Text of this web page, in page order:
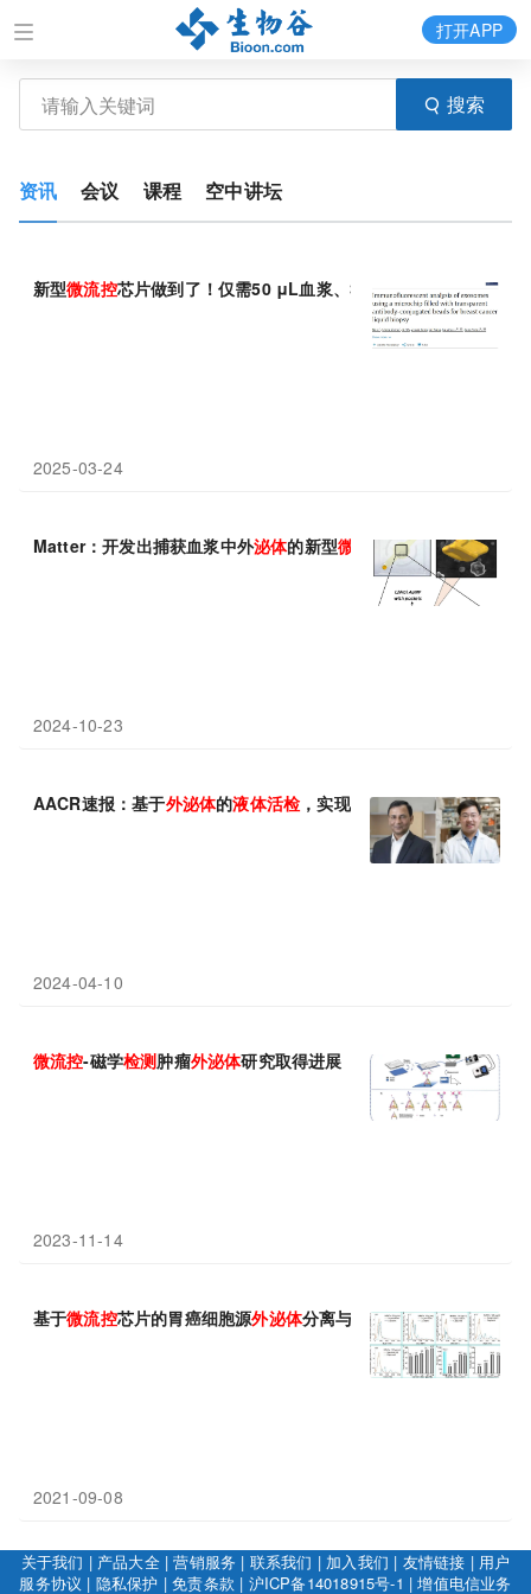
搜索
打开APP
资讯 会议 课程 空中讲坛
新型微流控芯片做到了！仅需50 μL血浆、35分钟出结果，还能精
2025-03-24
Matter：开发出捕获血浆中外泌体的新型微 控芯片，可更快更灵
2024-10-23
AACR速报：基于外泌体的液体活检，实现胰腺癌的精准早期检测
2024-04-10
微流控-磁学检测肿瘤外泌体研究取得进展
2023-11-14
基于微流控芯片的胃癌细胞源外泌体分离与 检测技术取得重要研究
2021-09-08
关于我们 | 产品大全|营销服务 | 联系我们 | 加入我们 | 友情链接 | 用户
服务协议 | 隐私保护 |免责条款 | 沪ICP备14018915号-1 |增值电信业务